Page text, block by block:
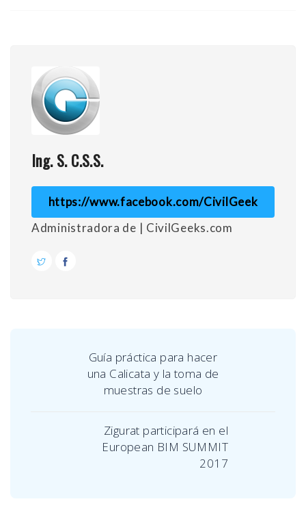
Ing. S. C.S.S.
https://www.facebook.com/CivilGeek
Administradora de | CivilGeeks.com
Guía práctica para hacer
una Calicata y la toma de
muestras de suelo
Zigurat participará en el
European BIM SUMMIT
2017